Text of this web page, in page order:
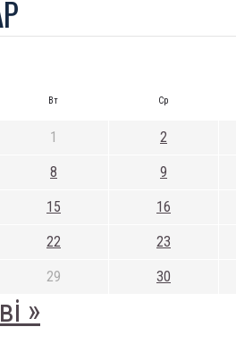
Вт Ср
1 2
8 9
15 16
22 23
29 30
»